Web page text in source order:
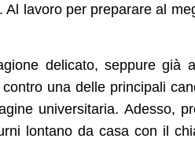
Al lavoro per preparare al
delicato, seppure già
una delle principali
universitaria. Adesso,
lontano da casa con il